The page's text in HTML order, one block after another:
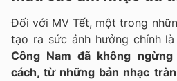
Đối với MV Tết, một trong
tạo ra sức ảnh hưởng chính
Công Nam đã không
cách, từ những bản nhạc